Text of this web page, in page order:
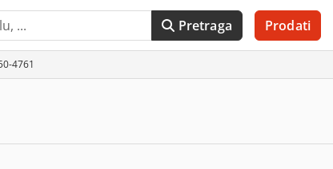
Pretraga Prodati
4761